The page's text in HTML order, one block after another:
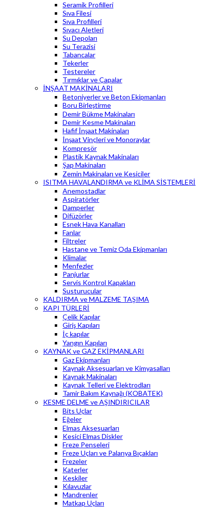
Seramik Profilleri
Sıva Filesi
Sıva Profilleri
Sıvacı Aletleri
Su Depoları
Su Terazisi
Tabancalar
Tekerler
Testereler
Tırmıklar ve Çapalar
İNŞAAT MAKİNALARI
Betoniyerler ve Beton Ekipmanları
Boru Birleştirme
Demir Bükme Makinaları
Demir Kesme Makinaları
Hafif İnşaat Makinaları
İnşaat Vinçleri ve Monoraylar
Kompresör
Plastik Kaynak Makinaları
Şap Makinaları
Zemin Makinaları ve Kesiciler
ISITMA HAVALANDIRMA ve KLİMA SİSTEMLERİ
Anemostadlar
Aspiratörler
Damperler
Difüzörler
Esnek Hava Kanalları
Fanlar
Filtreler
Hastane ve Temiz Oda Ekipmanları
Klimalar
Menfezler
Panjurlar
Servis Kontrol Kapakları
Susturucular
KALDIRMA ve MALZEME TAŞIMA
KAPI TÜRLERİ
Çelik Kapılar
Giriş Kapıları
İç kapılar
Yangın Kapıları
KAYNAK ve GAZ EKİPMANLARI
Gaz Ekipmanları
Kaynak Aksesuarları ve Kimyasalları
Kaynak Makinaları
Kaynak Telleri ve Elektrodları
Tamir Bakım Kaynağı (KOBATEK)
KESME DELME ve AŞINDIRICILAR
Bits Uçlar
Eğeler
Elmas Aksesuarları
Kesici Elmas Diskler
Freze Penseleri
Freze Uçları ve Palanya Bıçakları
Frezeler
Katerler
Keskiler
Kılavuzlar
Mandrenler
Matkap Uçları